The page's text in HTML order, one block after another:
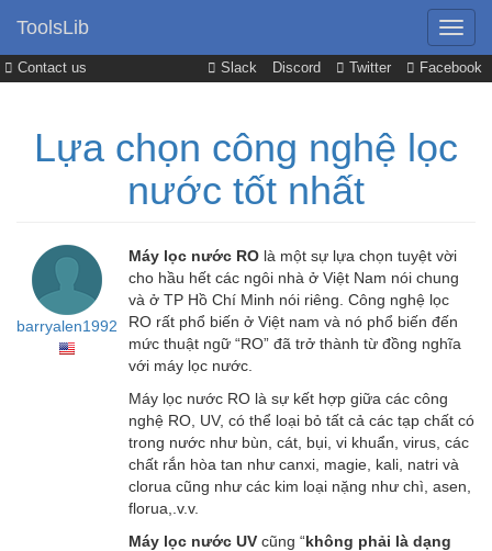
Contact us Slack Discord Twitter Facebook
ToolsLib
Lựa chọn công nghệ lọc
nước tốt nhất
barryalen1992
Máy lọc nước RO là một sự lựa chọn tuyệt vời
cho hầu hết các ngôi nhà ở Việt Nam nói chung
và ở TP Hồ Chí Minh nói riêng. Công nghệ lọc
RO rất phổ biến ở Việt nam và nó phổ biến đến
mức thuật ngữ “RO” đã trở thành từ đồng nghĩa
với máy lọc nước.
Máy lọc nước RO là sự kết hợp giữa các công
nghệ RO, UV, có thể loại bỏ tất cả các tạp chất có
trong nước như bùn, cát, bụi, vi khuẩn, virus, các
chất rắn hòa tan như canxi, magie, kali, natri và
clorua cũng như các kim loại nặng như chì, asen,
florua,.v.v.
Máy lọc nước UV cũng “không phải là dạng